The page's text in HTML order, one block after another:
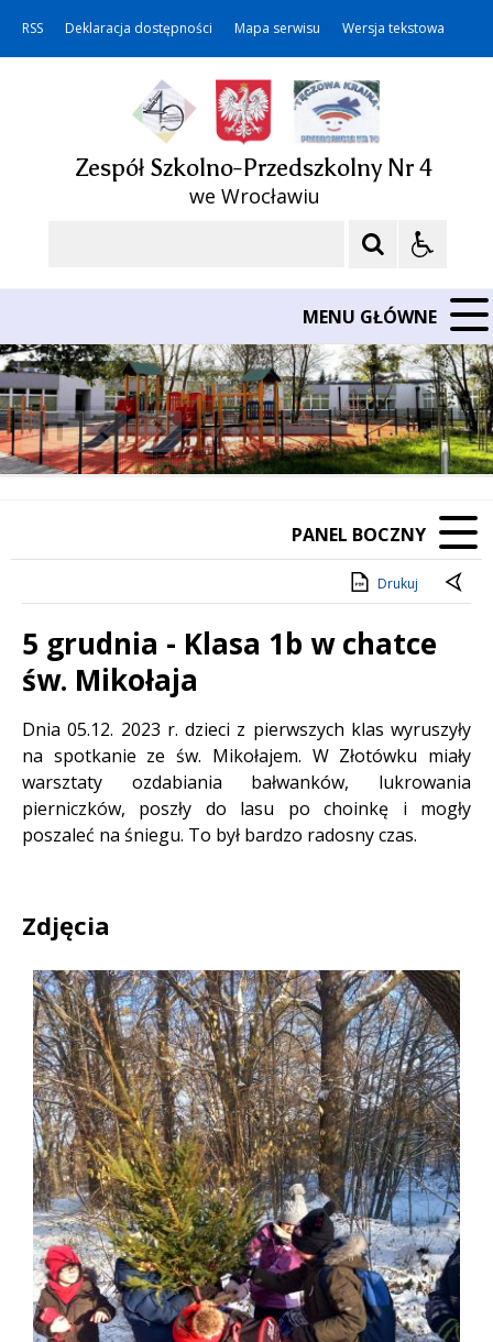
RSS Deklaracja dostępności Mapa serwisu Wersja tekstowa
Zespół Szkolno-Przedszkolny Nr 4
we Wrocławiu
MENU GŁÓWNE
Poprzedni Element
Następny Element
❚❚
PANEL BOCZNY
Drukuj
5 grudnia - Klasa 1b w chatce
św. Mikołaja
Treść
Dnia 05.12. 2023 r. dzieci z pierwszych klas wyruszyły
na spotkanie ze św. Mikołajem. W Złotówku miały
warsztaty ozdabiania bałwanków, lukrowania
pierniczków, poszły do lasu po choinkę i mogły
poszaleć na śniegu. To był bardzo radosny czas.
Zdjęcia